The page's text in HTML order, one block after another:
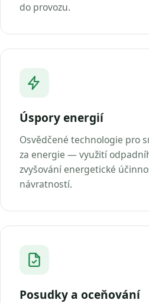
do provozu.
Úspory energií
Osvědčené technologie pro
za energie — využití
zvyšování energetické
návratností.
Posudky a oceňování